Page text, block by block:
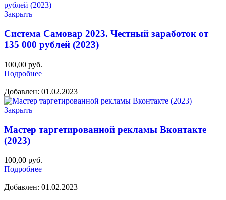
Закрыть
Система Самовар 2023. Честный заработок от
135 000 рублей (2023)
100,00 руб.
Подробнее
Добавлен: 01.02.2023
Закрыть
Мастер таргетированной рекламы Вконтакте
(2023)
100,00 руб.
Подробнее
Добавлен: 01.02.2023